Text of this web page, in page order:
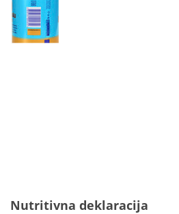
Nutritivna deklaracija